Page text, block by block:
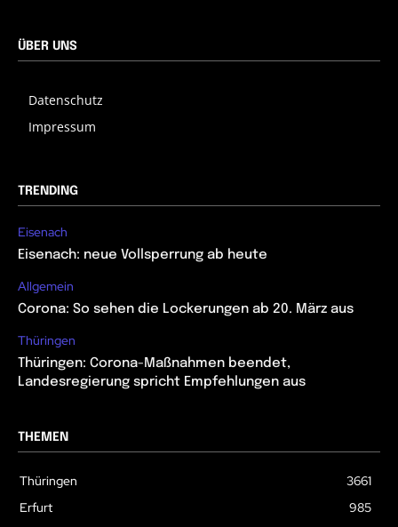
ÜBER UNS
Datenschutz
Impressum
TRENDING
Eisenach
Eisenach: neue Vollsperrung ab heute
Allgemein
Corona: So sehen die Lockerungen ab 20. März aus
Thüringen
Thüringen: Corona-Maßnahmen beendet,
Landesregierung spricht Empfehlungen aus
THEMEN
Thüringen
3661
Erfurt
985